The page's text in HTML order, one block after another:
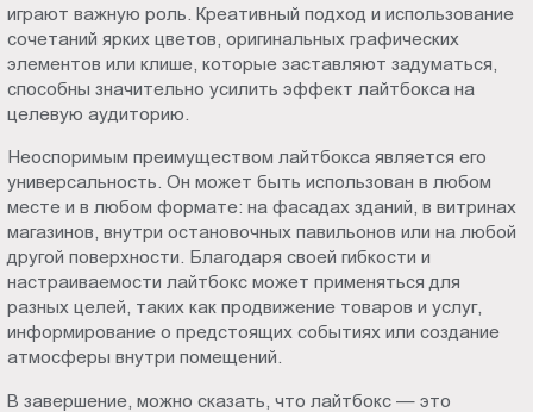
играют важную роль. Креативный подход и использование
сочетаний ярких цветов, оригинальных графических
элементов или клише, которые заставляют задуматься,
способны значительно усилить эффект лайтбокса на
целевую аудиторию.
Неоспоримым преимуществом лайтбокса является его
универсальность. Он может быть использован в любом
месте и в любом формате: на фасадах зданий, в витринах
магазинов, внутри остановочных павильонов или на любой
другой поверхности. Благодаря своей гибкости и
настраиваемости лайтбокс может применяться для
разных целей, таких как продвижение товаров и услуг,
информирование о предстоящих событиях или создание
атмосферы внутри помещений.
В завершение, можно сказать, что лайтбокс — это